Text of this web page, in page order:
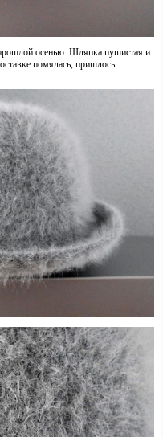
осенью. Шляпка пушистая и
помялась, пришлось